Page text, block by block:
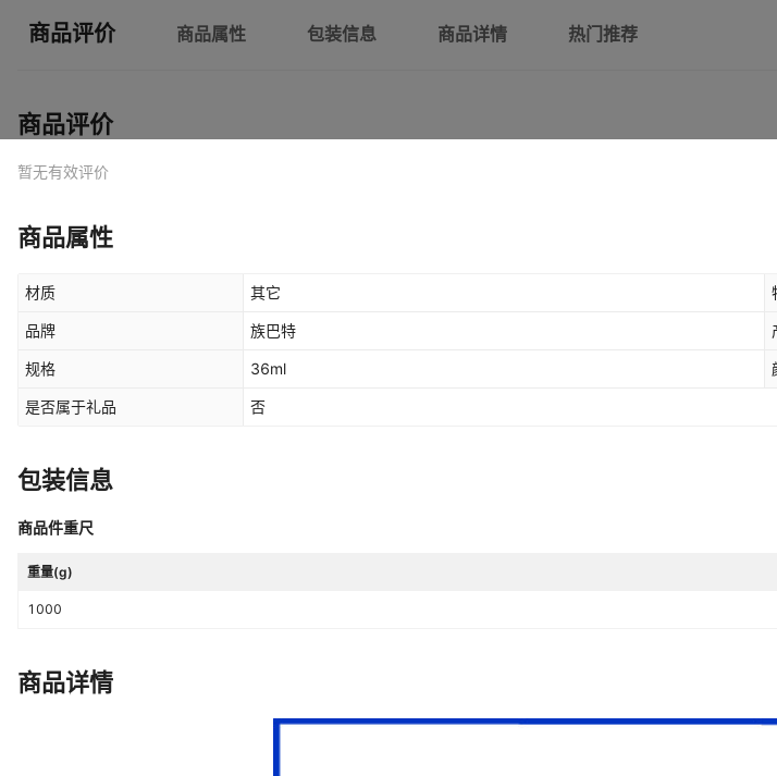
商品评价 商品属性 包装信息 商品详情 热门推荐
商品评价
暂无有效评价
商品属性
材质 其它
品牌 族巴特
规格 36ml
是否属于礼品 否
包装信息
商品件重尺
重量(g)
1000
商品详情